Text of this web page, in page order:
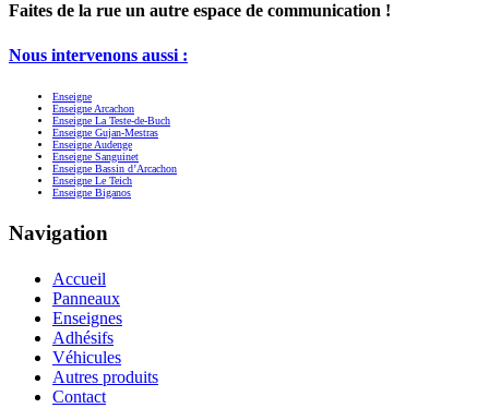
Faites de la rue un autre espace de communication !
Nous intervenons aussi :
Enseigne
Enseigne Arcachon
Enseigne La Teste-de-Buch
Enseigne Gujan-Mestras
Enseigne Audenge
Enseigne Sanguinet
Enseigne Bassin d’Arcachon
Enseigne Le Teich
Enseigne Biganos
Navigation
Accueil
Panneaux
Enseignes
Adhésifs
Véhicules
Autres produits
Contact